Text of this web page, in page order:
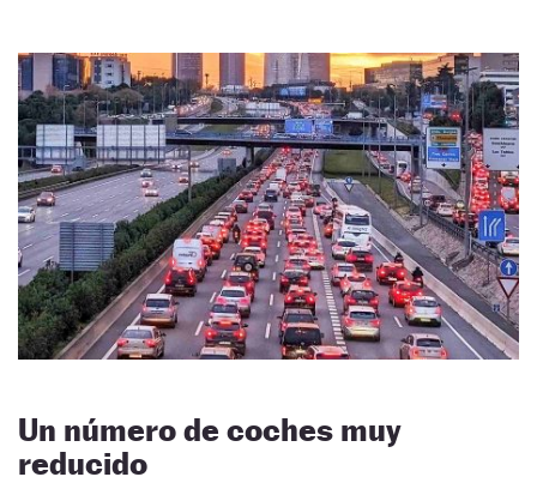
Un número de coches muy
reducido